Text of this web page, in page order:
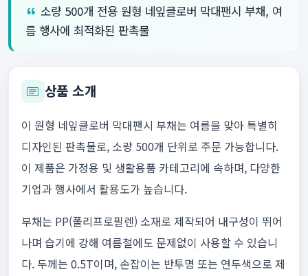
소량 500개 전용 원형 네잎클로버 막대팬시 부채, 여
름 행사에 최적화된 판촉물
상품 소개
이 원형 네잎클로버 막대팬시 부채는 여름을 맞아 특별히
디자인된 판촉물로, 소량 500개 단위로 주문 가능합니다.
이 제품은 가정용 및 생활용품 카테고리에 속하며, 다양한
기업과 행사에서 활용도가 높습니다.
부채는 PP(폴리프로필렌) 소재로 제작되어 내구성이 뛰어
나며 습기에 강해 여름철에도 문제없이 사용할 수 있습니
다. 두께는 0.5T이며, 손잡이는 반투명 또는 연두색으로 제